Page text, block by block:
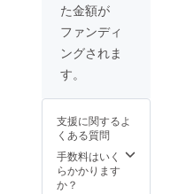
により
高性能
の撥
水、防
汚機能
プリン
トは環
境に配
慮した
無水プ
リン
用して
いる
為、協
力で環
品で
す。
コット
ンキャ
ンバス
に比べ
き、擦
り切れ
に対す
る強さ
す。ま
たこの
素材(エ
コメイ
ドキャ
ンバ
環境に
優しい
素材と
技術
%使
用。
(CORD
URAタ
グ付)
コー
のHPで
PRでき
ます。
https://li
載内容
ルにて
打合せ
させて
いただ
きま
た金額が
ファンディ
ングされま
す。
支援に関するよ
くある質問
手数料はいく
らかかります
か？